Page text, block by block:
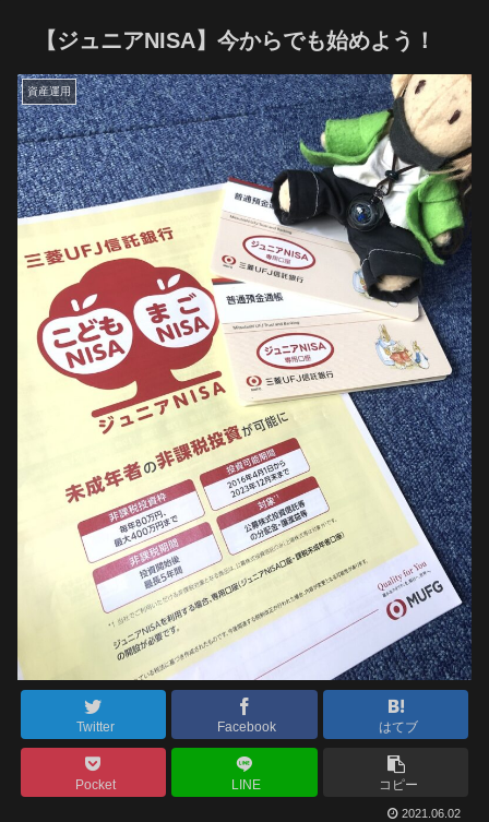
【ジュニアNISA】今からでも始めよう！
資産運用
Twitter Facebook はてブ
Pocket LINE コピー
2021.06.02